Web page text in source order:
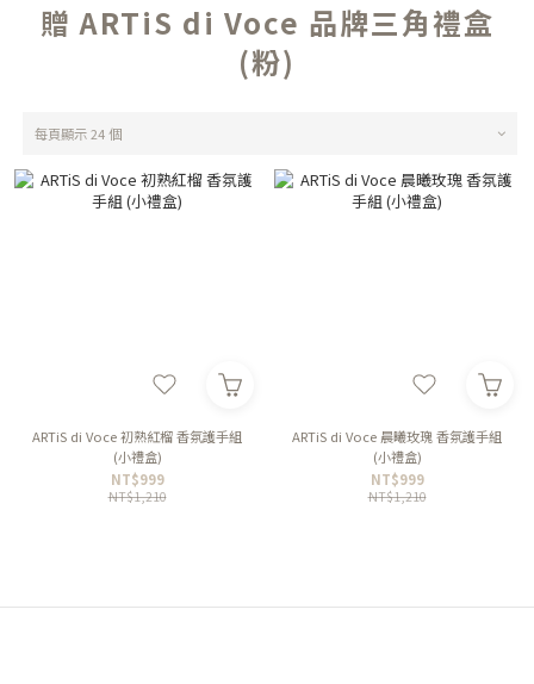
贈 ARTiS di Voce 品牌三角禮盒
(粉)
每頁顯示 24 個
ARTiS di Voce 初熟紅榴 香氛護手組
(小禮盒)
NT$999
NT$1,210
ARTiS di Voce 晨曦玫瑰 香氛護手組
(小禮盒)
NT$999
NT$1,210